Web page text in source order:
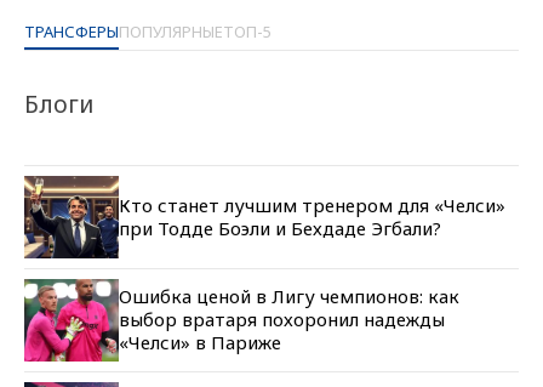
ТРАНСФЕРЫПОПУЛЯРНЫЕТОП-5
Блоги
Кто станет лучшим тренером для «Челси»
при Тодде Боэли и Бехдаде Эгбали?
Ошибка ценой в Лигу чемпионов: как
выбор вратаря похоронил надежды
«Челси» в Париже